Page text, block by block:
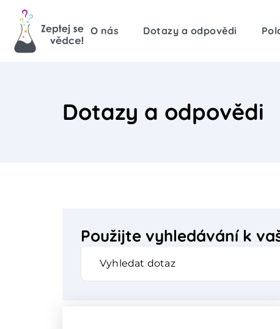
O nás Dotazy a odpovědi
Dotazy a odpovědi
Použijte vyhledávání k